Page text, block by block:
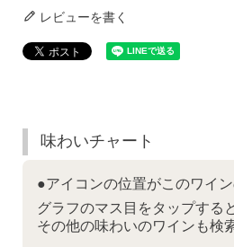
レビューを書く
味わいチャート
●アイコンの位置がこのワイ
グラフのマス目をタップする
その他の味わいのワインも検